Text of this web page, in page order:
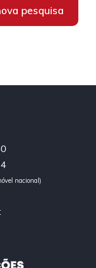
pesquisa
nacional)